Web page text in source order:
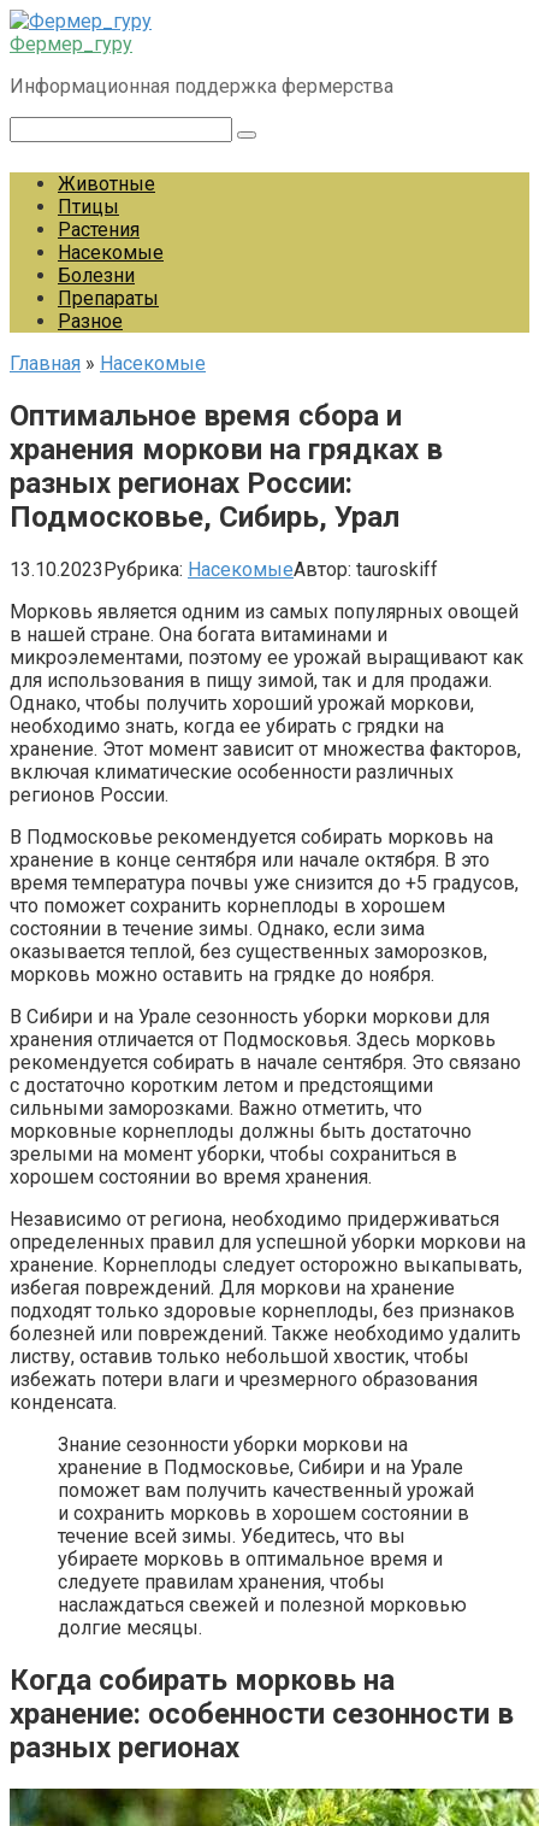
Перейти
к
Фермер_гуру
Информационная поддержка фермерства
Животные
Птицы
Растения
Насекомые
Болезни
Препараты
Разное
Главная » Насекомые
Оптимальное время сбора и
хранения моркови на грядках в
разных регионах России:
Подмосковье, Сибирь, Урал
13.10.2023Рубрика: НасекомыеАвтор: tauroskiff
Морковь является одним из самых популярных овощей
в нашей стране. Она богата витаминами и
микроэлементами, поэтому ее урожай выращивают как
для использования в пищу зимой, так и для продажи.
Однако, чтобы получить хороший урожай моркови,
необходимо знать, когда ее убирать с грядки на
хранение. Этот момент зависит от множества факторов,
включая климатические особенности различных
регионов России.
В Подмосковье рекомендуется собирать морковь на
хранение в конце сентября или начале октября. В это
время температура почвы уже снизится до +5 градусов,
что поможет сохранить корнеплоды в хорошем
состоянии в течение зимы. Однако, если зима
оказывается теплой, без существенных заморозков,
морковь можно оставить на грядке до ноября.
В Сибири и на Урале сезонность уборки моркови для
хранения отличается от Подмосковья. Здесь морковь
рекомендуется собирать в начале сентября. Это связано
с достаточно коротким летом и предстоящими
сильными заморозками. Важно отметить, что
морковные корнеплоды должны быть достаточно
зрелыми на момент уборки, чтобы сохраниться в
хорошем состоянии во время хранения.
Независимо от региона, необходимо придерживаться
определенных правил для успешной уборки моркови на
хранение. Корнеплоды следует осторожно выкапывать,
избегая повреждений. Для моркови на хранение
подходят только здоровые корнеплоды, без признаков
болезней или повреждений. Также необходимо удалить
листву, оставив только небольшой хвостик, чтобы
избежать потери влаги и чрезмерного образования
конденсата.
Знание сезонности уборки моркови на
хранение в Подмосковье, Сибири и на Урале
поможет вам получить качественный урожай
и сохранить морковь в хорошем состоянии в
течение всей зимы. Убедитесь, что вы
убираете морковь в оптимальное время и
следуете правилам хранения, чтобы
наслаждаться свежей и полезной морковью
долгие месяцы.
Когда собирать морковь на
хранение: особенности сезонности в
разных регионах